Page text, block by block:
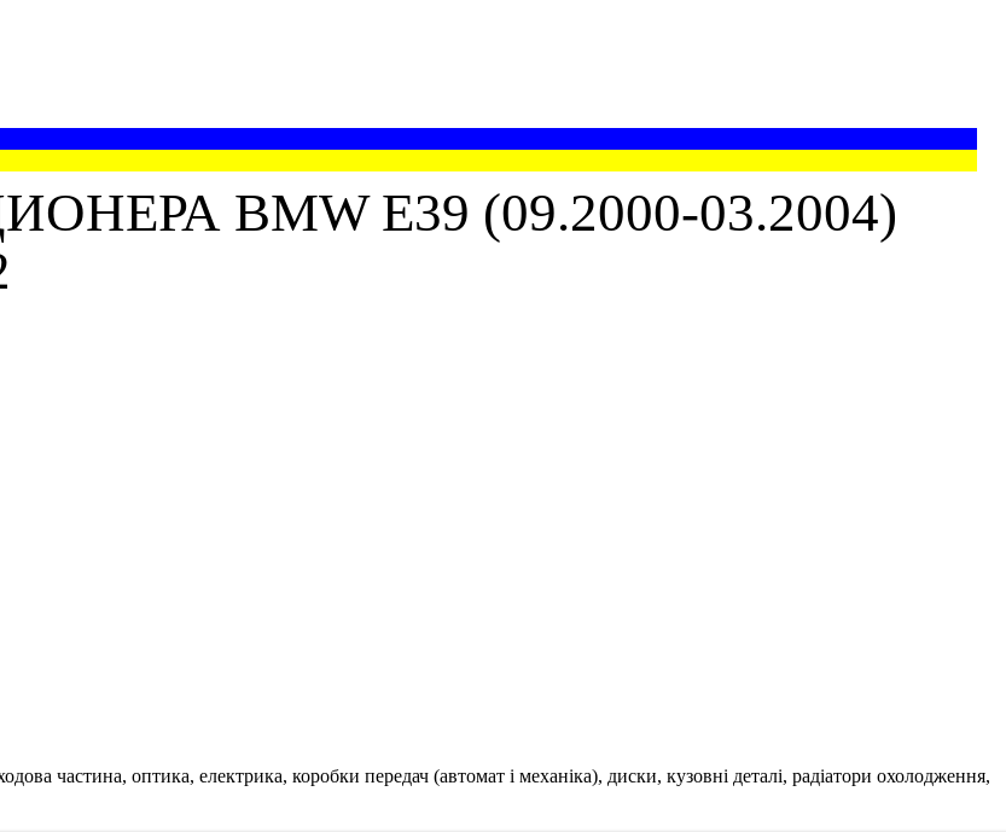
BMW E39 (09.2000-03.2004)
частина, оптика, електрика, коробки передач (автомат і механіка), диски, кузовні деталі, радіатори охолодження,